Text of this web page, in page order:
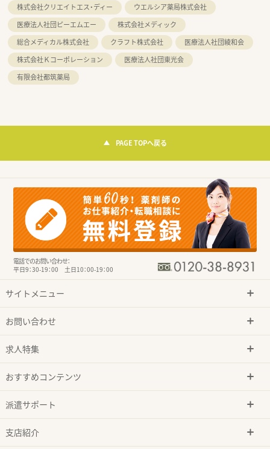
株式会社クリエイトエス・ディー
ウエルシア薬局株式会社
医療法人社団ピーエムエー
株式会社メディック
総合メディカル株式会社
クラフト株式会社
医療法人社団綾和会
株式会社Ｋコーポレーション
医療法人社団東光会
有限会社都筑薬局
PAGE TOPへ戻る
電話でのお問い合わせ：
平日9：30-19：00 土日10：00-19：00
サイトメニュー
お問い合わせ
求人特集
おすすめコンテンツ
派遣サポート
支店紹介